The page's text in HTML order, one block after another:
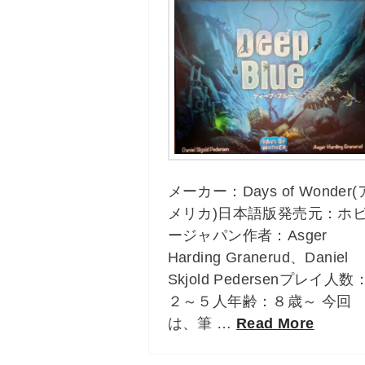
メーカー：Days of Wonder(
メリカ)日本語版発売元：ホ
ージャパン作者：Asger
Harding Granerud、Daniel
Skjold Pedersenプレイ人数：
２～５人年齢：８歳～ 今回
は、筆 … Read More